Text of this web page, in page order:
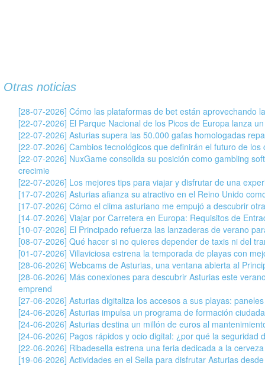
Otras noticias
[28-07-2026] Cómo las plataformas de bet están aprovechando
[22-07-2026] El Parque Nacional de los Picos de Europa lanza
[22-07-2026] Asturias supera las 50.000 gafas homologadas
[22-07-2026] Cambios tecnológicos que definirán el futuro de los
[22-07-2026] NuxGame consolida su posición como gambling
crecimie
[22-07-2026] Los mejores tips para viajar y disfrutar de una
[17-07-2026] Asturias afianza su atractivo en el Reino Unido
[17-07-2026] Cómo el clima asturiano me empujó a descubrir
[14-07-2026] Viajar por Carretera en Europa: Requisitos de
[10-07-2026] El Principado refuerza las lanzaderas de verano
[08-07-2026] Qué hacer si no quieres depender de taxis ni del
[01-07-2026] Villaviciosa estrena la temporada de playas con
[28-06-2026] Webcams de Asturias, una ventana abierta al
[28-06-2026] Más conexiones para descubrir Asturias este
emprend
[27-06-2026] Asturias digitaliza los accesos a sus playas:
[24-06-2026] Asturias impulsa un programa de formación
[24-06-2026] Asturias destina un millón de euros al
[24-06-2026] Pagos rápidos y ocio digital: ¿por qué la seguridad
[22-06-2026] Ribadesella estrena una feria dedicada a la
[19-06-2026] Actividades en el Sella para disfrutar Asturias